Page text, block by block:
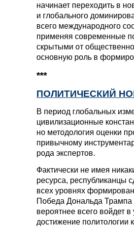
начинает переходить в
и глобального
всего международного
применяя современные
скрытыми от
основную роль в
***
ПОЛИТИЧЕСКИЙ
В период глобальных
цивилизационные
но методология оценки
привычному
рода экспертов.
Фактически не имея
ресурса, республиканцы
всех уровнях
Победа Дональда Трампа
вероятнее всего войдет
достижение политологии